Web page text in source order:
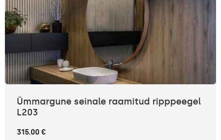
Ümmargune seinale raamitud ripppeegel
L203
315.00 €